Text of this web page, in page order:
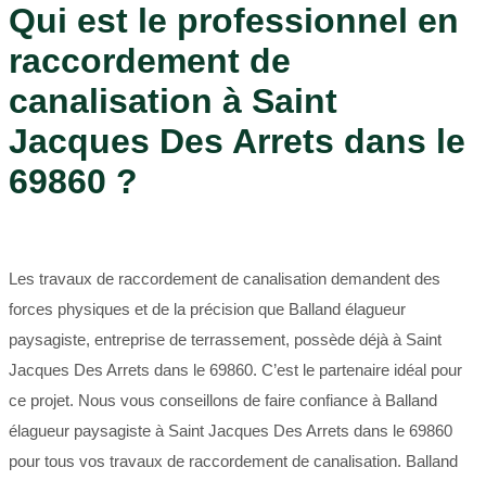
Qui est le professionnel en
raccordement de
canalisation à Saint
Jacques Des Arrets dans le
69860 ?
Les travaux de raccordement de canalisation demandent des
forces physiques et de la précision que Balland élagueur
paysagiste, entreprise de terrassement, possède déjà à Saint
Jacques Des Arrets dans le 69860. C’est le partenaire idéal pour
ce projet. Nous vous conseillons de faire confiance à Balland
élagueur paysagiste à Saint Jacques Des Arrets dans le 69860
pour tous vos travaux de raccordement de canalisation. Balland